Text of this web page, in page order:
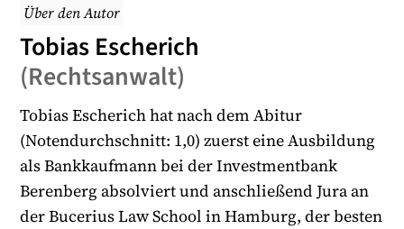
Über den Autor
Tobias Escherich
(Rechtsanwalt)
Tobias Escherich hat nach dem Abitur
(Notendurchschnitt: 1,0) zuerst eine Ausbildung
als Bankkaufmann bei der Investmentbank
Berenberg absolviert und anschließend Jura an
der Bucerius Law School in Hamburg, der besten